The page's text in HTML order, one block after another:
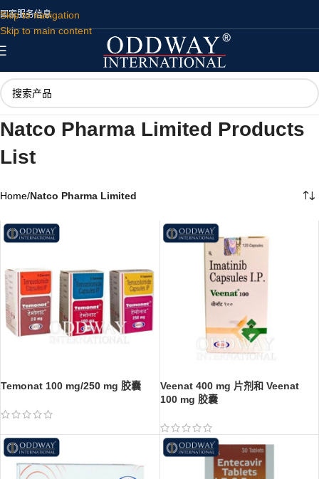
Skip to navigation
Skip to main content
国家服务信息
Natco Pharma Limited Products
List
Home/Natco Pharma Limited
Temonat 100 mg/250 mg 胶囊
Veenat 400 mg 片剂和 Veenat
100 mg 胶囊